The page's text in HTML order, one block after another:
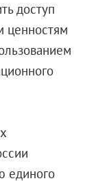
мира. К
III и её
света
летию со дня
доступ
ценностям
единого